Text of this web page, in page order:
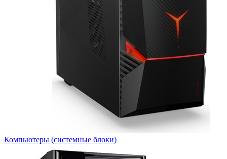
Компьютеры (системные блоки)